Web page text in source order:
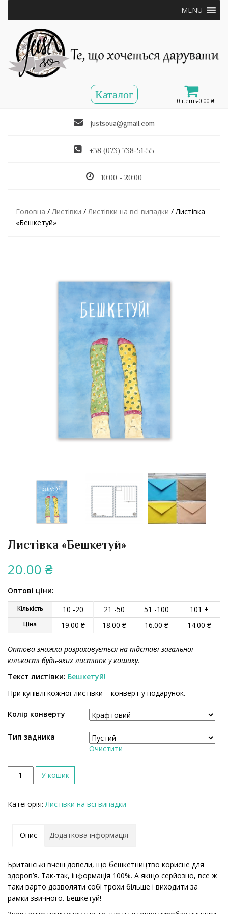
MENU
0 items-0.00₴
justsoua@gmail.com
+38 (073) 738-51-55
10:00 - 20:00
Головна /Листівки /Листівки на всі випадки / Листівка
«Бешкетуй»
Листівка «Бешкетуй»
20.00 ₴
Оптові ціни:
Кількість 10 -20 21 -50 51 -100 101 +
Ціна 19.00 ₴ 18.00 ₴ 16.00 ₴ 14.00 ₴
Оптова знижка розраховується на підставі загальної
кількості будь-яких листівок у кошику.
Текст листівки: Бешкетуй!
При купівлі кожної листівки – конверт у подарунок.
Колір конверту
Тип задника
Очистити
і
ь
ь
У кошик
Категорія:Листівки на всі випадки
Опис Додаткова інформація
Британські вчені довели, що бешкетництво корисне для
здоров’я. Так-так, інформація 100%. А якщо серйозно, все ж
таки варто дозволяти собі трохи більше і виходити за
рамки звичного. Бешкетуй!